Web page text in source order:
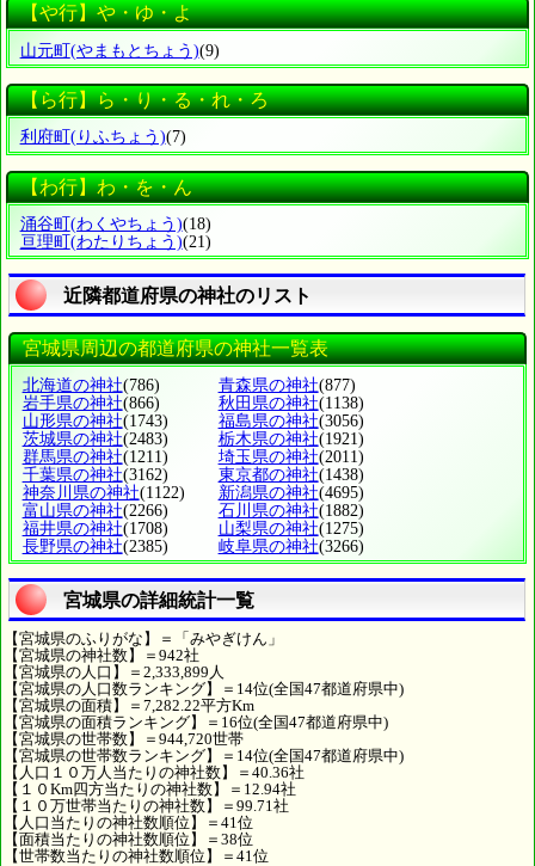
【や行】や・ゆ・よ
山元町(やまもとちょう)(9)
【ら行】ら・り・る・れ・ろ
利府町 (りふちょう)(7)
【わ行】わ・を・ん
涌谷町 (わくやちょう)(18)
亘理町 (わたりちょう)(21)
近隣都道府県の神社のリスト
宮城県周辺の都道府県の神社一覧表
北海道の神社(786) 青森県の神社(877)
岩手県の神社(866) 秋田県の神社(1138)
山形県の神社(1743) 福島県の神社(3056)
茨城県の神社(2483) 栃木県の神社(1921)
群馬県の神社(1211) 埼玉県の神社(2011)
千葉県の神社(3162) 東京都の神社(1438)
神奈川県の神社(1122) 新潟県の神社(4695)
富山県の神社(2266) 石川県の神社(1882)
福井県の神社(1708) 山梨県の神社(1275)
長野県の神社(2385) 岐阜県の神社(3266)
宮城県の詳細統計一覧
【宮城県のふりがな】＝「みやぎけん」
【宮城県の神社数】＝942社
【宮城県の人口】＝2,333,899人
【宮城県の人口数ランキング】＝14位(全国47都道府県中)
【宮城県の面積】＝7,282.22平方Km
【宮城県の面積ランキング】＝16位(全国47都道府県中)
【宮城県の世帯数】＝944,720世帯
【宮城県の世帯数ランキング】＝14位(全国47都道府県中)
【人口１０万人当たりの神社数】＝40.36社
【１０Km四方当たりの神社数】＝12.94社
【１０万世帯当たりの神社数】＝99.71社
【人口当たりの神社数順位】＝41位
【面積当たりの神社数順位】＝38位
【世帯数当たりの神社数順位】＝41位